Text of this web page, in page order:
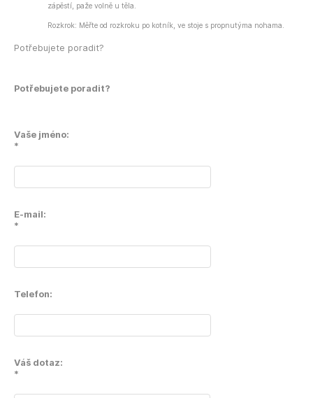
zápěstí, paže volně u těla.
Rozkrok: Měřte od rozkroku po kotník, ve stoje s propnutýma nohama.
Potřebujete poradit?
Potřebujete poradit?
Vaše jméno:
*
E-mail:
*
Telefon:
Váš dotaz:
*